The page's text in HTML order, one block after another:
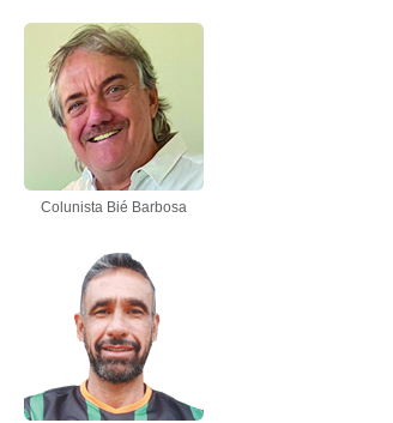
Colunista Bié Barbosa